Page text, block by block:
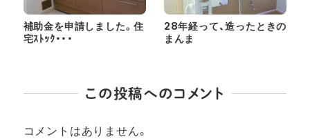
補助金を申請しました。住
宅ｽﾄｯｸ・・・
28年経って、造ったときの
まんま
この投稿へのコメント
コメントはありません。